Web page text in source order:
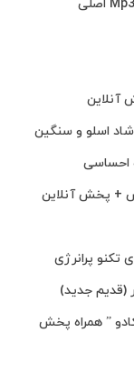
آنلاین
اسلو و سنگین
احساسی
+ پخش آنلاین
تکنو پرانرژی
(قدیم جدید)
” همراه پخش